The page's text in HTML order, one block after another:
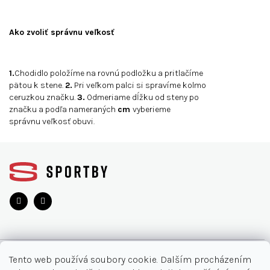
Tento web používá soubory cookie. Dalším procházením
Ako zvoliť správnu veľkosť
1.Chodidlo položíme na rovnú podložku a pritlačíme
pätou k stene. 2. Pri veľkom palci si spravíme kolmo
ceruzkou značku.3. Odmeriame dĺžku od steny po
značku a podľa nameraných cm vyberieme
správnu veľkosť obuvi.
O NÁKUPU